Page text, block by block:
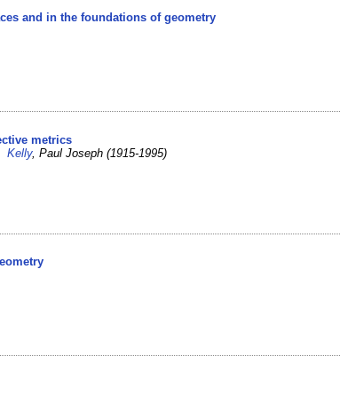
and in the foundations of geometry
metrics
/Kelly, Paul Joseph (1915-1995)